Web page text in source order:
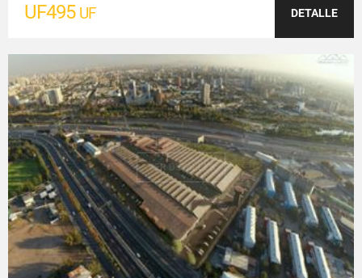
UF495 UF DETALLE
VER DETALLES